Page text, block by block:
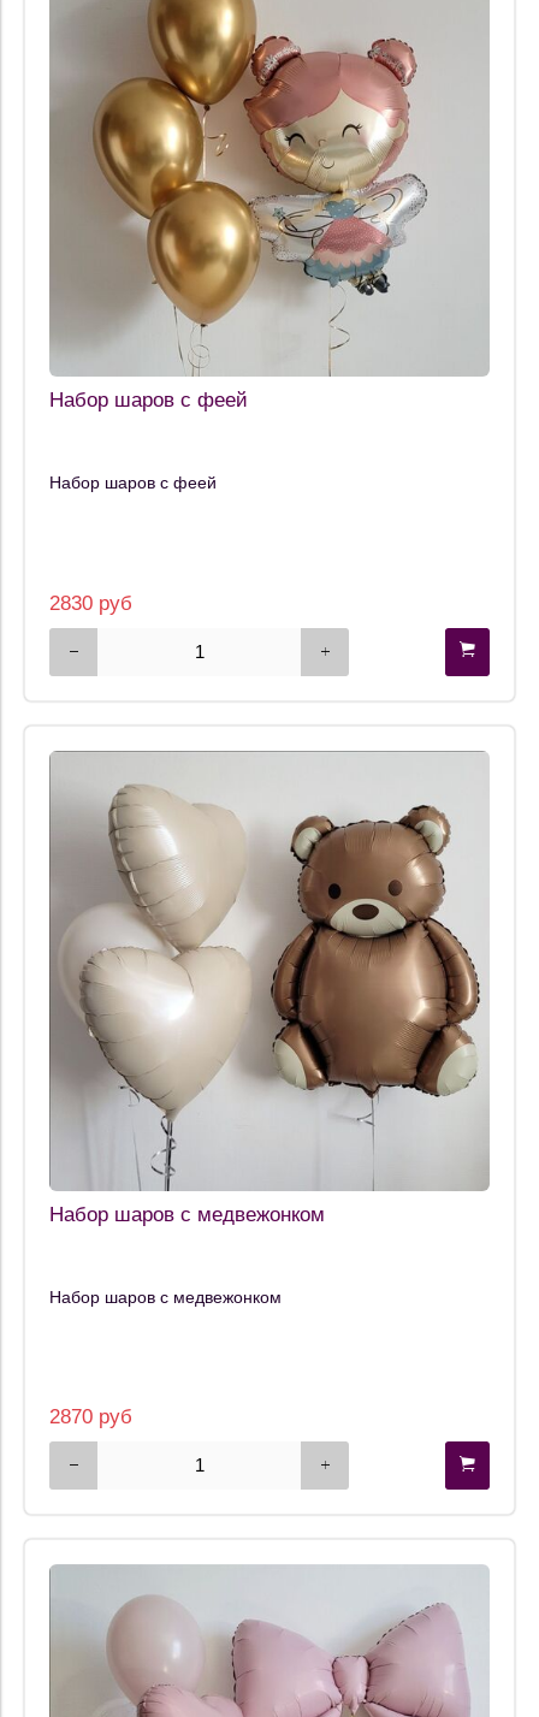
Набор шаров с феей
Набор шаров с феей
2830 руб
Набор шаров с медвежонком
Набор шаров с медвежонком
2870 руб